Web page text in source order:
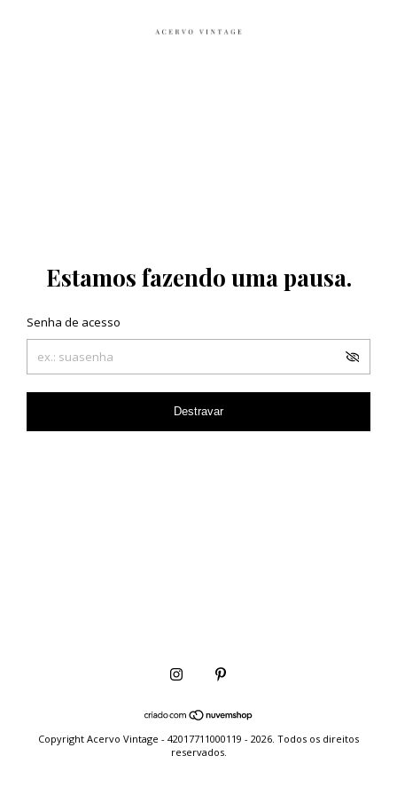
Estamos fazendo uma pausa.
Senha de acesso
Destravar
Copyright Acervo Vintage - 42017711000119 - 2026. Todos os direitos
reservados.